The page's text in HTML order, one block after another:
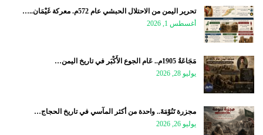
تحرير اليمن من الاحتلال الحبشي عام 572م. معركة غَيْمَان..…
أغسطس 1, 2026
مَجَاعَةُ 1905م.. عَام الجوع الأَكْبَر في تاريخ اليمن…
يوليو 28, 2026
مجزرة تَنُوْمَةَ.. واحدة من أكثر المآسي في تاريخ الحجاج…
يوليو 26, 2026